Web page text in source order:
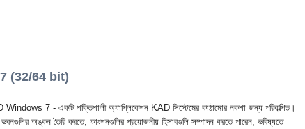
(32/64 bit)
7 - একটি শক্তিশালী অ্যাপ্লিকেশন KAD সিস্টেমের কাঠামোর নকশা জন্য পরিকল্পিত।
অঙ্কন তৈরি করতে, ফাংশনগুলির প্রয়োজনীয় হিসাবগুলি সম্পাদন করতে পারেন, ভবিষ্যতে